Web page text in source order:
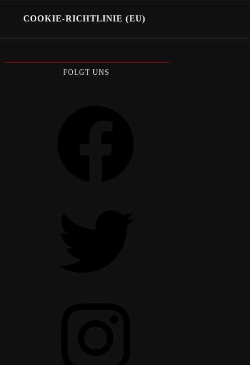
COOKIE-RICHTLINIE (EU)
FOLGT UNS